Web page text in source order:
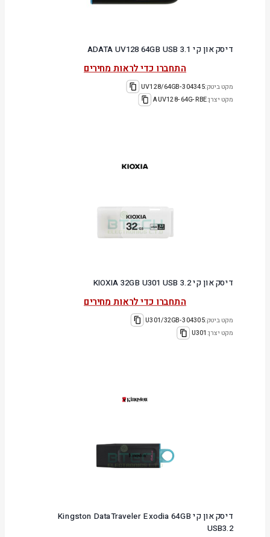
דיסק און קי ADATA UV128 64GB USB 3.1
התחברו כדי לראות מחירים
מקט ביטק:304345-UV128/64GB
מקט יצרן:AUV128-64G-RBE
דיסק און קי KIOXIA 32GB U301 USB 3.2
התחברו כדי לראות מחירים
מקט ביטק:304305-U301/32GB
מקט יצרן: U301
דיסק און קי Kingston DataTraveler Exodia 64GB
USB3.2